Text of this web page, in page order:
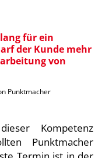
für ein
der Kunde mehr
von
Punktmacher
Kompetenz
Punktmacher